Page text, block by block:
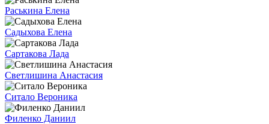
Раськина Елена
Садыхова Елена
Сартакова Лада
Светлишина Анастасия
Ситало Вероника
Филенко Даниил